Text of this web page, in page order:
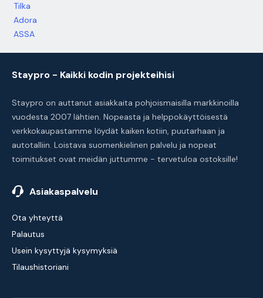
Tilka
Adora
ASSA
Staypro - Kaikki kodin projekteihisi
Staypro on auttanut asiakkaita pohjoismaisilla markkinoilla
vuodesta 2007 lähtien. Nopeasta ja helppokäyttöisestä
verkkokaupastamme löydät kaiken kotiin, puutarhaan ja
autotalliin. Loistava suomenkielinen palvelu ja nopeat
toimitukset ovat meidän juttumme - tervetuloa ostoksille!
Asiakaspalvelu
Ota yhteyttä
Palautus
Usein kysyttyjä kysymyksiä
Tilaushistoriani